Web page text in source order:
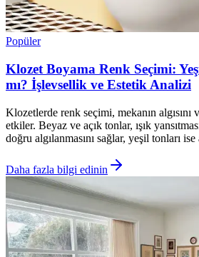
Popüler
Klozet Boyama Renk Seçimi:
mı? İşlevsellik ve Estetik Analizi
Klozetlerde renk seçimi, mekanın algısını
etkiler. Beyaz ve açık tonlar, ışık
doğru algılanmasını sağlar, yeşil tonları
Daha fazla bilgi edinin